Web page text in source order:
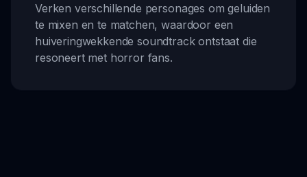
Verken verschillende personages om geluiden
te mixen en te matchen, waardoor een
huiveringwekkende soundtrack ontstaat die
resoneert met horror fans.